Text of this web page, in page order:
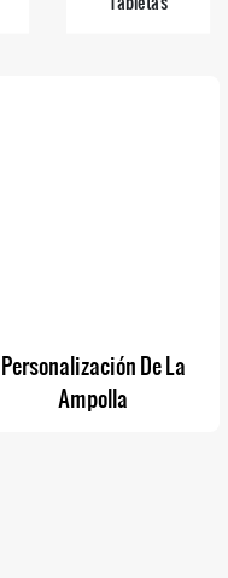
Personalización De La
Ampolla